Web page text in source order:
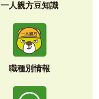
一人親方豆知識
職種別情報